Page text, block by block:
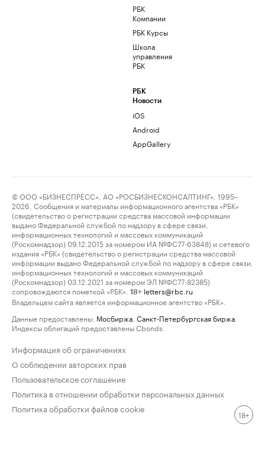
РБК
Компании
РБК Курсы
Школа
управления
РБК
РБК
Новости
iOS
Android
AppGallery
© ООО «БИЗНЕСПРЕСС», АО «РОСБИЗНЕСКОНСАЛТИНГ», 1995–
2026. Сообщения и материалы информационного агентства «РБК»
(свидетельство о регистрации средства массовой информации
выдано Федеральной службой по надзору в сфере связи,
информационных технологий и массовых коммуникаций
(Роскомнадзор) 09.12.2015 за номером ИА №ФС77-63848) и сетевого
издания «РБК» (свидетельство о регистрации средства массовой
информации выдано Федеральной службой по надзору в сфере связи,
информационных технологий и массовых коммуникаций
(Роскомнадзор) 03.12.2021 за номером ЭЛ №ФС77-82385)
сопровождаются пометкой «РБК».
18+ letters@rbc.ru
Владельцем сайта является информационное агентство «РБК».
Данные предоставлены: Мосбиржа Санкт-Петербургская биржа
Индексы облигаций предоставлены Cbonds.
Информация об ограничениях
О соблюдении авторских прав
Пользовательское соглашение
Политика в отношении обработки персональных данных
Политика обработки файлов cookie
18+